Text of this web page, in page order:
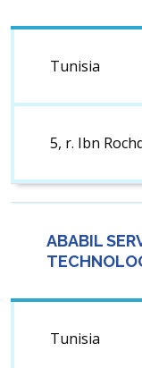
Tunisia
5, r. Ibn
ABABIL
Tunisia